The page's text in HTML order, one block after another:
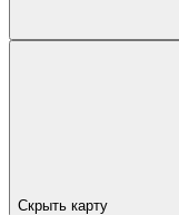
Скрыть карту